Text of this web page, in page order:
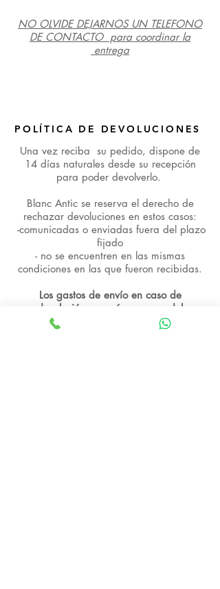
NO OLVIDE DEJARNOS UN TELEFONO
DE CONTACTO para coordinar la
entrega
POLÍTICA DE DEVOLUCIONES
Una vez reciba su pedido, dispone de
14 días naturales desde su recepción
para poder devolverlo.
Blanc Antic se reserva el derecho de
rechazar devoluciones en estos casos:
-comunicadas o enviadas fuera del plazo
fijado
- no se encuentren en las mismas
condiciones en las que fueron recibidas.
Los gastos de envío en caso de
devolución correrán a cargo del
comprador a excepción si resulta dañado